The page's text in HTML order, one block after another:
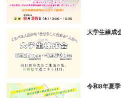
大学生練成
令和8年夏